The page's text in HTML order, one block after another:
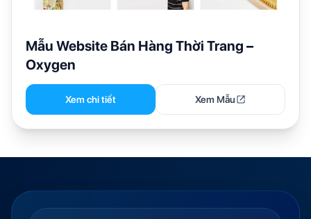
Mẫu Website Bán Hàng Thời Trang –
Oxygen
Xem chi tiết Xem Mẫu